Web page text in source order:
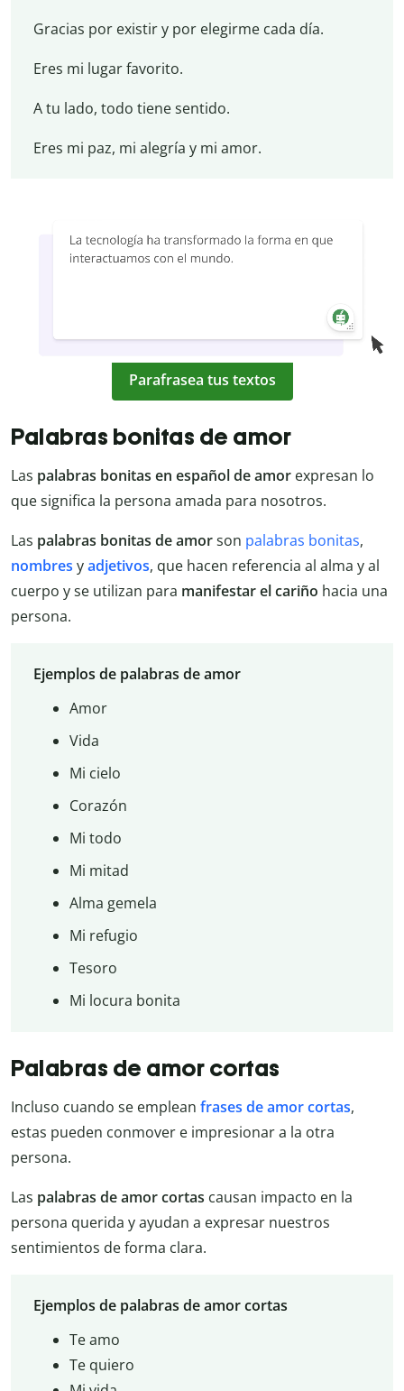
Gracias por existir y por elegirme cada día.
Eres mi lugar favorito.
A tu lado, todo tiene sentido.
Eres mi paz, mi alegría y mi amor.
Parafrasea tus textos
Palabras bonitas de amor
Las palabras bonitas en español de amor expresan lo
que significa la persona amada para nosotros.
Las palabras bonitas de amorson palabras bonitas,
nombres yadjetivos, que hacen referencia al alma y al
cuerpo y se utilizan para manifestar el cariño hacia una
persona.
Ejemplos de palabras de amor
Amor
Vida
Mi cielo
Corazón
Mi todo
Mi mitad
Alma gemela
Mi refugio
Tesoro
Mi locura bonita
Palabras de amor cortas
Incluso cuando se emplean frases de amor cortas,
estas pueden conmover e impresionar a la otra
persona.
Las palabras de amor cortas causan impacto en la
persona querida y ayudan a expresar nuestros
sentimientos de forma clara.
Ejemplos de palabras de amor cortas
Te amo
Te quiero